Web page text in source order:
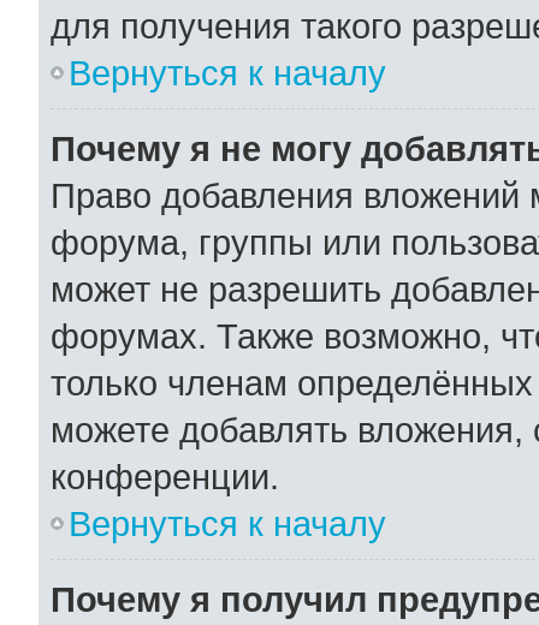
для получения такого
Вернуться к началу
Почему я не могу
Право добавления вложений
форума, группы или
может не разрешить
форумах. Также возможно,
только членам
можете добавлять
конференции.
Вернуться к началу
Почему я получил